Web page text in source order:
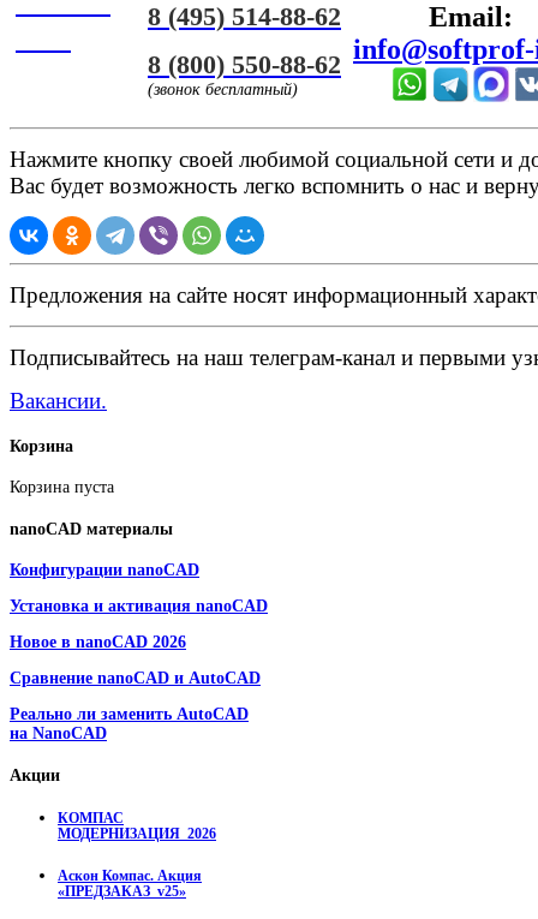
8 (495) 514-88-62
8 (800) 550-88-62
(звонок бесплатный)
Email:
Нажмите кнопку своей любимой социальной сети и
Вас будет возможность легко вспомнить о нас и
Предложения на сайте носят информационный
Подписывайтесь на наш телеграм-канал и первыми
Вакансии.
Корзина
Корзина пуста
nanoCAD материалы
Конфигурации nanoCAD
Установка и активация nanoCAD
Новое в nanoCAD 2026
Сравнение nanoCAD и AutoCAD
Реально ли заменить AutoCAD
на NanoCAD
Акции
КОМПАС
МОДЕРНИЗАЦИЯ_2026
Аскон Компас. Акция
«ПРЕДЗАКАЗ_v25»